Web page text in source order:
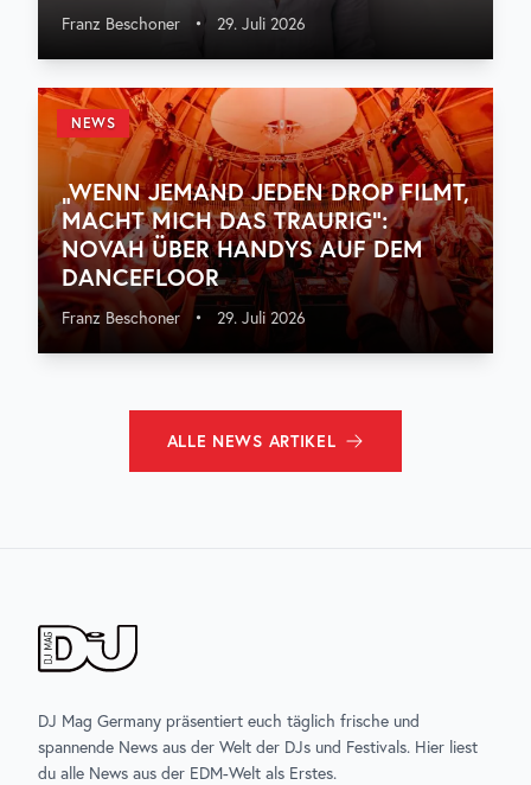
Franz Beschoner • 29. Juli 2026
NEWS
„WENN JEMAND JEDEN DROP FILMT,
MACHT MICH DAS TRAURIG“:
NOVAH ÜBER HANDYS AUF DEM
DANCEFLOOR
Franz Beschoner • 29. Juli 2026
ALLE NEWS ARTIKEL
DJ Mag Germany präsentiert euch täglich frische und
spannende News aus der Welt der DJs und Festivals. Hier liest
du alle News aus der EDM-Welt als Erstes.